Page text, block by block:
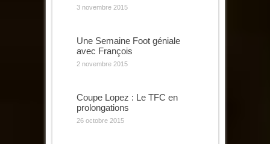
3 novembre 2015
Une Semaine Foot géniale
avec François
2 novembre 2015
Coupe Lopez : Le TFC en
prolongations
26 octobre 2015